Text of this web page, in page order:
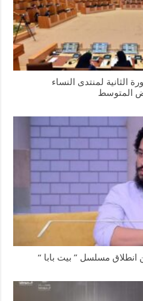
الثانية لمنتدى النساء
المتوسط
مسلسل ” بيت بابا “